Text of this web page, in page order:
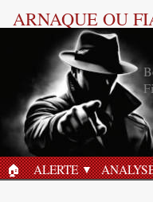
ARNAQUE OU
ACCUEIL
🏠︎ ALERTE